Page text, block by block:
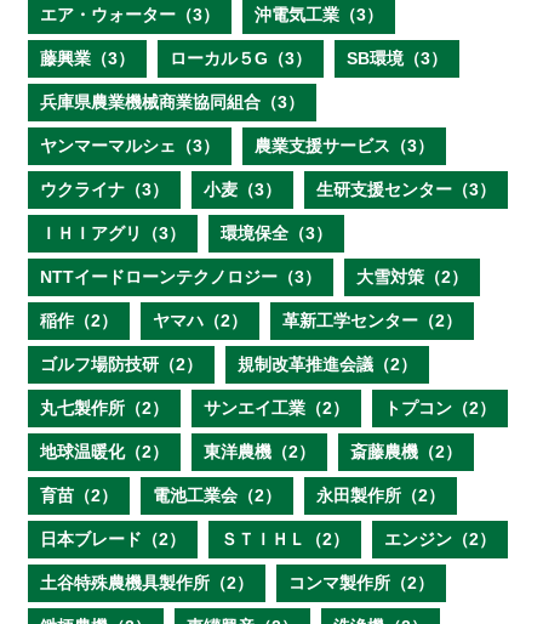
エア・ウォーター（3） 沖電気工業（3）
藤興業（3） ローカル５G（3） SB環境（3）
兵庫県農業機械商業協同組合（3）
ヤンマーマルシェ（3） 農業支援サービス（3）
ウクライナ（3） 小麦（3） 生研支援センター（3）
ＩＨＩアグリ（3） 環境保全（3）
NTTイードローンテクノロジー（3） 大雪対策（2）
稲作（2） ヤマハ（2） 革新工学センター（2）
ゴルフ場防技研（2） 規制改革推進会議（2）
丸七製作所（2） サンエイ工業（2） トプコン（2）
地球温暖化（2） 東洋農機（2） 斎藤農機（2）
育苗（2） 電池工業会（2） 永田製作所（2）
日本ブレード（2） ＳＴＩＨＬ（2） エンジン（2）
土谷特殊農機具製作所（2） コンマ製作所（2）